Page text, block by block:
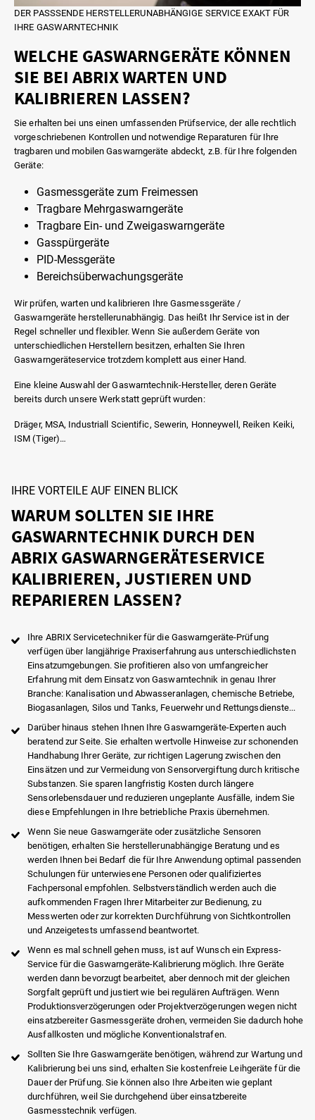
DER PASSSENDE HERSTELLERUNABHÄNGIGE SERVICE EXAKT FÜR
IHRE GASWARNTECHNIK
WELCHE GASWARNGERÄTE KÖNNEN
SIE BEI ABRIX WARTEN UND
KALIBRIEREN LASSEN?
Sie erhalten bei uns einen umfassenden Prüfservice, der alle rechtlich
vorgeschriebenen Kontrollen und notwendige Reparaturen für Ihre
tragbaren und mobilen Gaswarngeräte abdeckt, z.B. für Ihre folgenden
Geräte:
Gasmessgeräte zum Freimessen
Tragbare Mehrgaswarngeräte
Tragbare Ein- und Zweigaswarngeräte
Gasspürgeräte
PID-Messgeräte
Bereichsüberwachungsgeräte
Wir prüfen, warten und kalibrieren Ihre Gasmessgeräte /
Gaswarngeräte herstellerunabhängig. Das heißt Ihr Service ist in der
Regel schneller und flexibler. Wenn Sie außerdem Geräte von
unterschiedlichen Herstellern besitzen, erhalten Sie Ihren
Gaswarngeräteservice trotzdem komplett aus einer Hand.
Eine kleine Auswahl der Gaswarntechnik-Hersteller, deren Geräte
bereits durch unsere Werkstatt geprüft wurden:
Dräger, MSA, Industriall Scientific, Sewerin, Honneywell, Reiken Keiki,
ISM (Tiger)…
IHRE VORTEILE AUF EINEN BLICK
WARUM SOLLTEN SIE IHRE
GASWARNTECHNIK DURCH DEN
ABRIX GASWARNGERÄTESERVICE
KALIBRIEREN, JUSTIEREN UND
REPARIEREN LASSEN?
Ihre ABRIX Servicetechniker für die Gaswarngeräte-Prüfung
verfügen über langjährige Praxiserfahrung aus unterschiedlichsten
Einsatzumgebungen. Sie profitieren also von umfangreicher
Erfahrung mit dem Einsatz von Gaswarntechnik in genau Ihrer
Branche: Kanalisation und Abwasseranlagen, chemische Betriebe,
Biogasanlagen, Silos und Tanks, Feuerwehr und Rettungsdienste...
Darüber hinaus stehen Ihnen Ihre Gaswarngeräte-Experten auch
beratend zur Seite. Sie erhalten wertvolle Hinweise zur schonenden
Handhabung Ihrer Geräte, zur richtigen Lagerung zwischen den
Einsätzen und zur Vermeidung von Sensorvergiftung durch kritische
Substanzen. Sie sparen langfristig Kosten durch längere
Sensorlebensdauer und reduzieren ungeplante Ausfälle, indem Sie
diese Empfehlungen in Ihre betriebliche Praxis übernehmen.
Wenn Sie neue Gaswarngeräte oder zusätzliche Sensoren
benötigen, erhalten Sie herstellerunabhängige Beratung und es
werden Ihnen bei Bedarf die für Ihre Anwendung optimal passenden
Schulungen für unterwiesene Personen oder qualifiziertes
Fachpersonal empfohlen. Selbstverständlich werden auch die
aufkommenden Fragen Ihrer Mitarbeiter zur Bedienung, zu
Messwerten oder zur korrekten Durchführung von Sichtkontrollen
und Anzeigetests umfassend beantwortet.
Wenn es mal schnell gehen muss, ist auf Wunsch ein Express-
Service für die Gaswarngeräte-Kalibrierung möglich. Ihre Geräte
werden dann bevorzugt bearbeitet, aber dennoch mit der gleichen
Sorgfalt geprüft und justiert wie bei regulären Aufträgen. Wenn
Produktionsverzögerungen oder Projektverzögerungen wegen nicht
einsatzbereiter Gasmessgeräte drohen, vermeiden Sie dadurch hohe
Ausfallkosten und mögliche Konventionalstrafen.
Sollten Sie Ihre Gaswarngeräte benötigen, während zur Wartung und
Kalibrierung bei uns sind, erhalten Sie kostenfreie Leihgeräte für die
Dauer der Prüfung. Sie können also Ihre Arbeiten wie geplant
durchführen, weil Sie durchgehend über einsatzbereite
Gasmesstechnik verfügen.